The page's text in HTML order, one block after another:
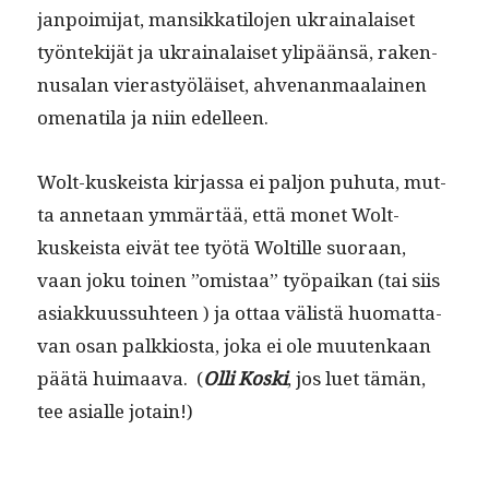
jan­poim­i­jat, man­sikkatilo­jen ukrainalaiset
työn­tek­i­jät ja ukrainalaiset ylipään­sä, raken­
nusalan vierastyöläiset, ahve­nan­maalainen
ome­nati­la ja niin edelleen.
Wolt-kuskeista kir­jas­sa ei paljon puhuta, mut­
ta annetaan ymmärtää, että mon­et Wolt-
kuskeista eivät tee työtä Woltille suo­raan,
vaan joku toinen ”omis­taa” työ­paikan (tai siis
asi­akku­us­suh­teen ) ja ottaa välistä huo­mat­ta­
van osan palkkios­ta, joka ei ole muutenkaan
päätä huimaa­va. (Olli Kos­ki, jos luet tämän,
tee asialle jotain!)